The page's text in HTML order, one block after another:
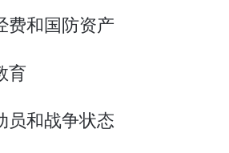
和国防资产
育
和战争状态